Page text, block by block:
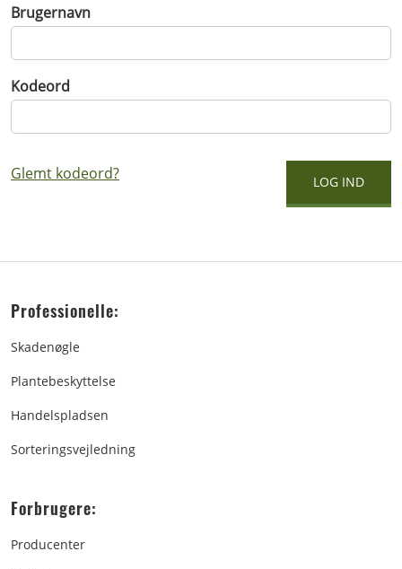
Brugernavn
Kodeord
Glemt kodeord?
Professionelle:
Skadenøgle
Plantebeskyttelse
Handelspladsen
Sorteringsvejledning
Forbrugere:
Producenter